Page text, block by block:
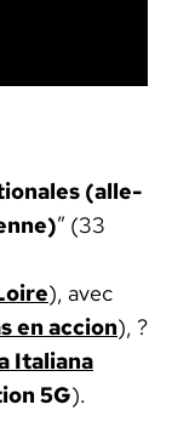
(alle­
” (33
), avec
en accion), ?
Ital­iana
5G).